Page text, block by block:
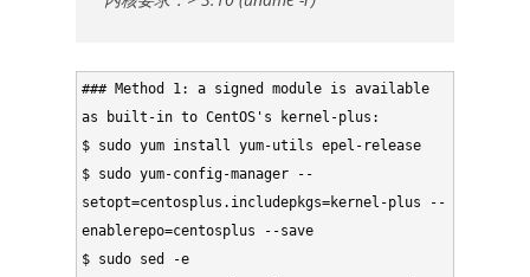
### Method 1: a signed module is available
as built-in to CentOS's kernel-plus:
$ sudo yum install yum-utils epel-release
$ sudo yum-config-manager --
setopt=centosplus.includepkgs=kernel-plus --
enablerepo=centosplus --save
$ sudo sed -e